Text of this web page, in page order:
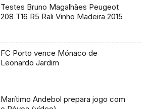
Testes Bruno Magalhães Peugeot
208 T16 R5 Rali Vinho Madeira 2015
FC Porto vence Mónaco de
Leonardo Jardim
Marítimo Andebol prepara jogo com